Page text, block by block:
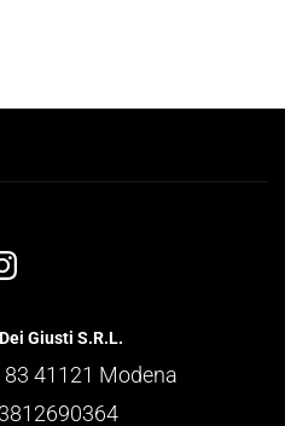
Giusti S.R.L.
83 41121 Modena